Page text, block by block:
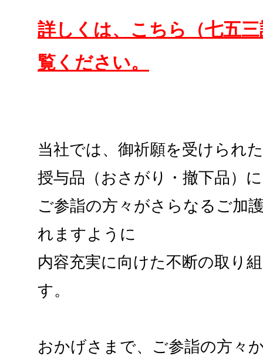
詳しくは、こちら（七五
覧ください。
当社では、御祈願を受けられ
授与品（おさがり・撤下品）
ご参詣の方々がさらなるご加
れますように
内容充実に向けた不断の取り
す。
おかげさまで、ご参詣の方々